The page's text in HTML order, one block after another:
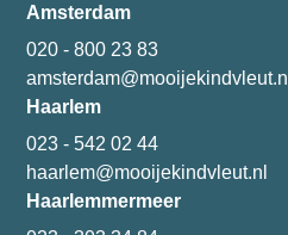
Amsterdam
020 - 800 23 83
amsterdam@mooijekindvleut.nl
Haarlem
023 - 542 02 44
haarlem@mooijekindvleut.nl
Haarlemmermeer